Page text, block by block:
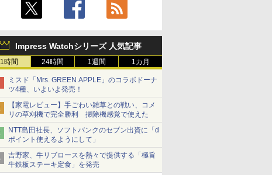
Impress Watchシリーズ 人気記事
1時間 24時間 1週間 1カ月
ミスド「Mrs. GREEN APPLE」のコラボドーナ
ツ4種、いよいよ発売！
【家電レビュー】手ごわい雑草との戦い、コメ
リの草刈機で完全勝利 掃除機感覚で使えた
NTT島田社長、ソフトバンクのセブン出資に「d
ポイント使えるようにして」
吉野家、牛リブロースを熱々で提供する「極旨
牛鉄板ステーキ定食」を発売